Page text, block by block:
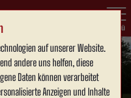
auf unserer Website.
andere uns helfen, diese
Daten können verarbeitet
Anzeigen und Inhalte
Menü